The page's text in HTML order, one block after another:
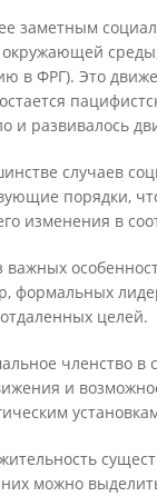
заметным
в ФРГ). Это
и развивалось
случаев
порядки,
изменения в
важных
формальных
целей.
членство в
и
можно